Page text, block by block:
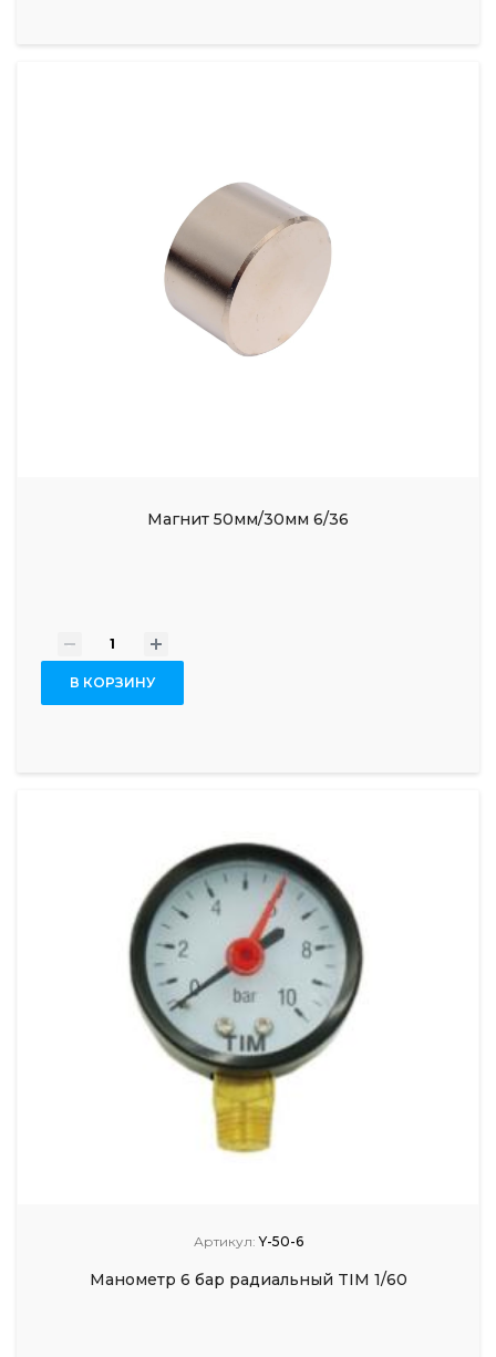
Магнит 50мм/30мм 6/36
- +
В КОРЗИНУ
Артикул: Y-50-6
Манометр 6 бар радиальный TIM 1/60